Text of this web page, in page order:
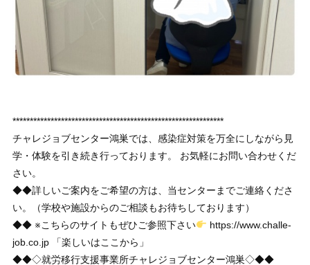
*************************************************************
チャレジョブセンター鴻巣では、感染症対策を万全にしながら見
学・体験を引き続き行っております。 お気軽にお問い合わせくだ
さい。
◆◆詳しいご案内をご希望の方は、当センターまでご連絡くださ
い。（学校や施設からのご相談もお待ちしております）
◆◆ ※こちらのサイトもぜひご参照下さい
https://www.challe-
job.co.jp 「楽しいはここから」
◆◆◇就労移行支援事業所チャレジョブセンター鴻巣◇◆◆